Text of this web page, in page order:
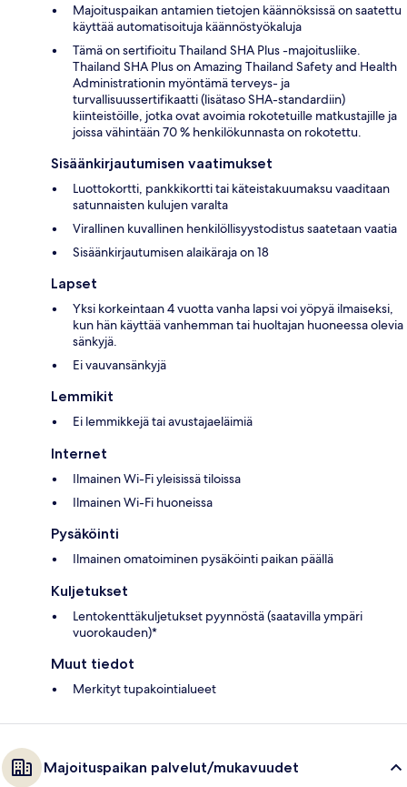
Majoituspaikan antamien tietojen käännöksissä on saatettu
käyttää automatisoituja käännöstyökaluja
Tämä on sertifioitu Thailand SHA Plus -majoitusliike.
Thailand SHA Plus on Amazing Thailand Safety and Health
Administrationin myöntämä terveys- ja
turvallisuussertifikaatti (lisätaso SHA-standardiin)
kiinteistöille, jotka ovat avoimia rokotetuille matkustajille ja
joissa vähintään 70 % henkilökunnasta on rokotettu.
Sisäänkirjautumisen vaatimukset
Luottokortti, pankkikortti tai käteistakuumaksu vaaditaan
satunnaisten kulujen varalta
Virallinen kuvallinen henkilöllisyystodistus saatetaan vaatia
Sisäänkirjautumisen alaikäraja on 18
Lapset
Yksi korkeintaan 4 vuotta vanha lapsi voi yöpyä ilmaiseksi,
kun hän käyttää vanhemman tai huoltajan huoneessa olevia
sänkyjä.
Ei vauvansänkyjä
Lemmikit
Ei lemmikkejä tai avustajaeläimiä
Internet
Ilmainen Wi-Fi yleisissä tiloissa
Ilmainen Wi-Fi huoneissa
Pysäköinti
Ilmainen omatoiminen pysäköinti paikan päällä
Kuljetukset
Lentokenttäkuljetukset pyynnöstä (saatavilla ympäri
vuorokauden)*
Muut tiedot
Merkityt tupakointialueet
Majoituspaikan palvelut/mukavuudet